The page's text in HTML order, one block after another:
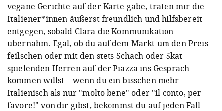
vegane Gerichte auf der Karte gäbe, traten mir die
Italiener*innen äußerst freundlich und hilfsbereit
entgegen, sobald Clara die Kommunikation
übernahm. Egal, ob du auf dem Markt um den Preis
feilschen oder mit den stets Schach oder Skat
spielenden Herren auf der Piazza ins Gespräch
kommen willst – wenn du ein bisschen mehr
Italienisch als nur "molto bene" oder "il conto, per
favore!" von dir gibst, bekommst du auf jeden Fall